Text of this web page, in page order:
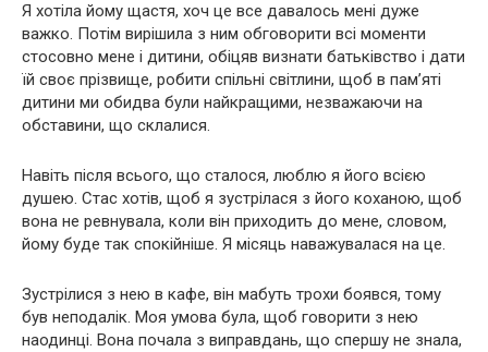
Я хотіла йому щастя, хоч це все давалось мені дуже
важко. Потім вирішила з ним обговорити всі моменти
стосовно мене і дитини, обіцяв визнати батьківство і дати
їй своє прізвище, робити спільні світлини, щоб в пам’яті
дитини ми обидва були найкращими, незважаючи на
обставини, що склалися.
Навіть після всього, що сталося, люблю я його всією
душею. Стас хотів, щоб я зустрілася з його коханою, щоб
вона не ревнувала, коли він приходить до мене, словом,
йому буде так спокійніше. Я місяць наважувалася на це.
Зустрілися з нею в кафе, він мабуть трохи боявся, тому
був неподалік. Моя умова була, щоб говорити з нею
наодинці. Вона почала з виправдань, що спершу не знала,